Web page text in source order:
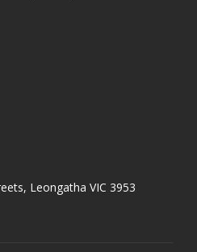
Leongatha VIC 3953